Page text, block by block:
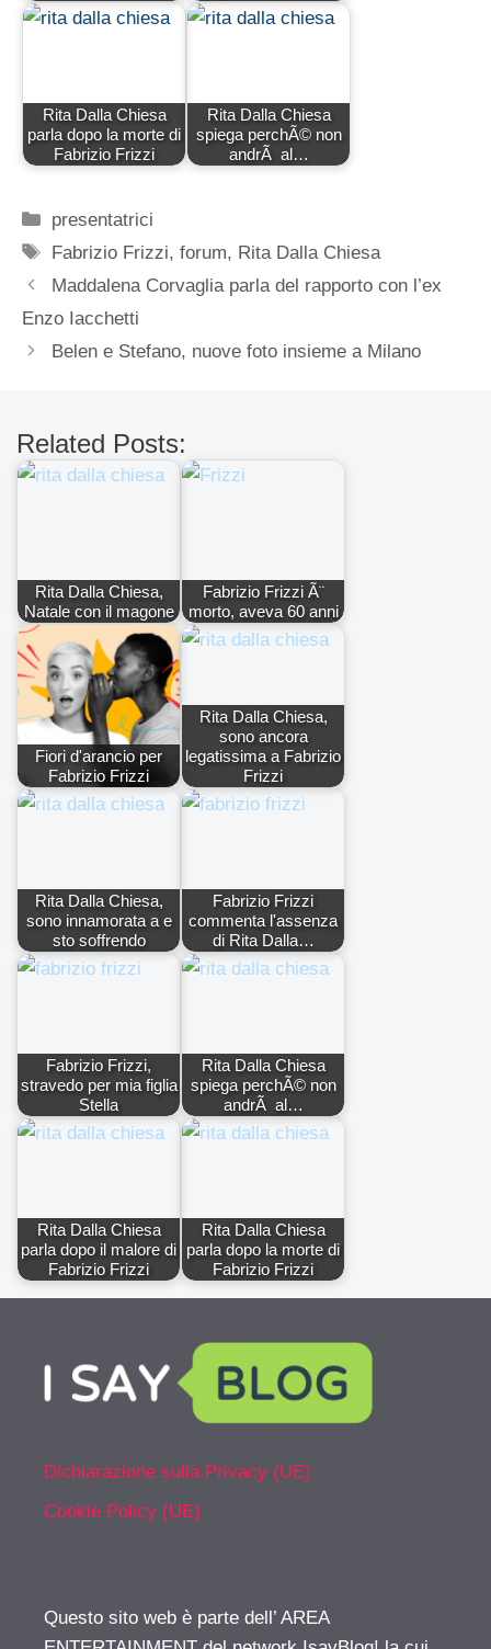
Rita Dalla Chiesa
parla dopo la morte di
Fabrizio Frizzi
Rita Dalla Chiesa
spiega perchÃ© non
andrÃ al…
Categorie
presentatrici
Tag
Fabrizio Frizzi,forum, Rita Dalla Chiesa
Maddalena Corvaglia parla del rapporto con l’ex
Enzo Iacchetti
Belen e Stefano, nuove foto insieme a Milano
Related Posts:
Rita Dalla Chiesa,
Natale con il magone
Fabrizio Frizzi Ã¨
morto, aveva 60 anni
Fiori d'arancio per
Fabrizio Frizzi
Rita Dalla Chiesa,
sono ancora
legatissima a Fabrizio
Frizzi
Rita Dalla Chiesa,
sono innamorata a e
sto soffrendo
Fabrizio Frizzi
commenta l'assenza
di Rita Dalla…
Fabrizio Frizzi,
stravedo per mia figlia
Stella
Rita Dalla Chiesa
spiega perchÃ© non
andrÃ al…
Rita Dalla Chiesa
parla dopo il malore di
Fabrizio Frizzi
Rita Dalla Chiesa
parla dopo la morte di
Fabrizio Frizzi
Dichiarazione sulla Privacy (UE)
Cookie Policy (UE)
Questo sito web è parte dell’ AREA